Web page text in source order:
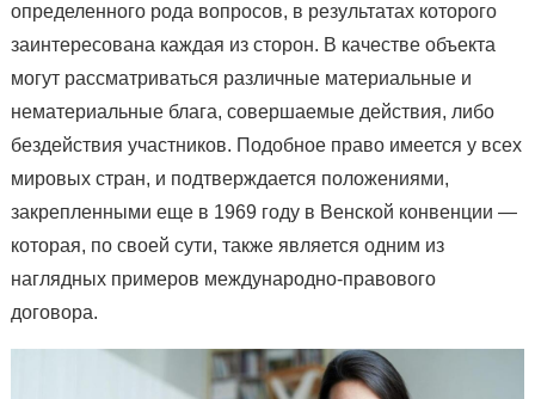
определенного рода вопросов, в результатах которого
заинтересована каждая из сторон. В качестве объекта
могут рассматриваться различные материальные и
нематериальные блага, совершаемые действия, либо
бездействия участников. Подобное право имеется у всех
мировых стран, и подтверждается положениями,
закрепленными еще в 1969 году в Венской конвенции —
которая, по своей сути, также является одним из
наглядных примеров международно-правового
договора.